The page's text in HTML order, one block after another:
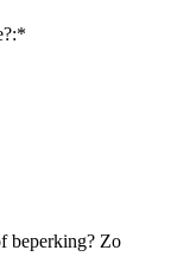
beperking? Zo